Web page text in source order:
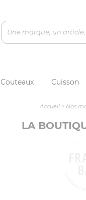
Couteaux Cuisson
Accueil > Nos
LA